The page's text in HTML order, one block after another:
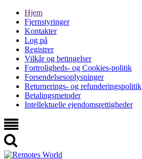
Hjem
Fjernstyringer
Kontakter
Log på
Registrer
Vilkår og betingelser
Fortroligheds- og Cookies-politik
Forsendelsesoplysninger
Returnerings- og refunderingspolitik
Betalingsmetoder
Intellektuelle ejendomsrettigheder